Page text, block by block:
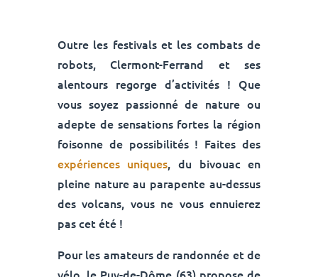
Outre les festivals et les combats de
robots, Clermont-Ferrand et ses
alentours regorge d’activités ! Que
vous soyez passionné de nature ou
adepte de sensations fortes la région
foisonne de possibilités ! Faites des
expériences uniques, du bivouac en
pleine nature au parapente au-dessus
des volcans, vous ne vous ennuierez
pas cet été !
Pour les amateurs de randonnée et de